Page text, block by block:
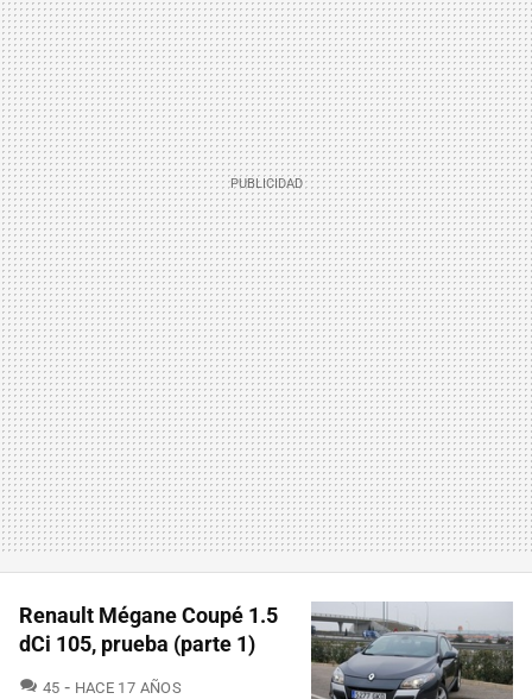
Renault Mégane Coupé 1.5
dCi 105, prueba (parte 1)
45 COMENTARIOS
HACE 17 AÑOS